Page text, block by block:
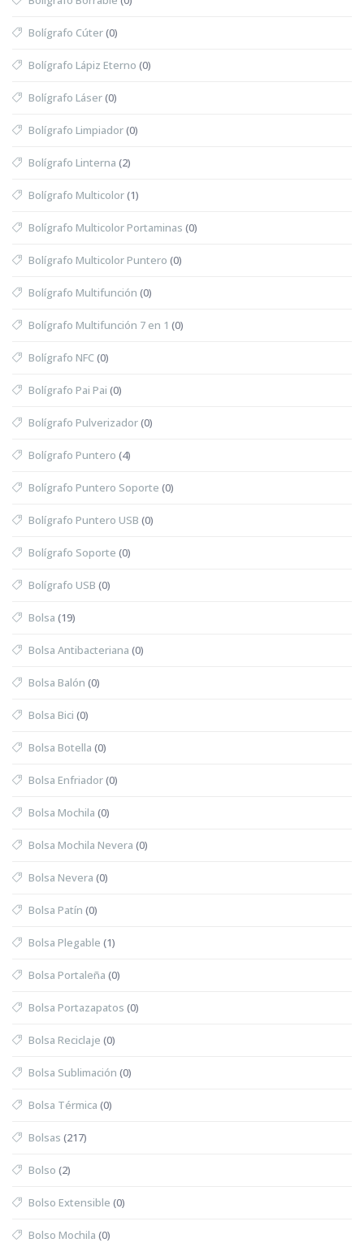
Bolígrafo Cúter(0)
Bolígrafo Lápiz Eterno (0)
Bolígrafo Láser(0)
Bolígrafo Limpiador(0)
Bolígrafo Linterna (2)
Bolígrafo Multicolor(1)
Bolígrafo Multicolor Portaminas (0)
Bolígrafo Multicolor Puntero (0)
Bolígrafo Multifunción (0)
Bolígrafo Multifunción 7 en 1 (0)
Bolígrafo NFC(0)
Bolígrafo Pai Pai (0)
Bolígrafo Pulverizador(0)
Bolígrafo Puntero (4)
Bolígrafo Puntero Soporte (0)
Bolígrafo Puntero USB (0)
Bolígrafo Soporte (0)
Bolígrafo USB (0)
Bolsa (19)
Bolsa Antibacteriana (0)
Bolsa Balón (0)
Bolsa Bici (0)
Bolsa Botella (0)
Bolsa Enfriador(0)
Bolsa Mochila (0)
Bolsa Mochila Nevera (0)
Bolsa Nevera (0)
Bolsa Patín (0)
Bolsa Plegable (1)
Bolsa Portaleña (0)
Bolsa Portazapatos (0)
Bolsa Reciclaje (0)
Bolsa Sublimación (0)
Bolsa Térmica (0)
Bolsas (217)
Bolso (2)
Bolso Extensible (0)
Bolso Mochila (0)